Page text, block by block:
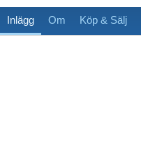
Inlägg Om Köp & Sälj